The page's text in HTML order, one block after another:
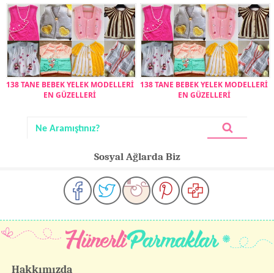
138 TANE BEBEK YELEK MODELLERİ
EN GÜZELLERİ
138 TANE BEBEK YELEK MODELLERİ
EN GÜZELLERİ
Sosyal Ağlarda Biz
Hakkımızda